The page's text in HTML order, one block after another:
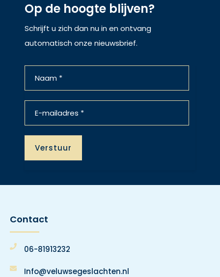
Op de hoogte blijven?
Schrijft u zich dan nu in en ontvang
automatisch onze nieuwsbrief.
Contact
06-81913232
Info@veluwsegeslachten.nl